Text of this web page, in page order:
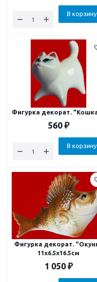
В корзину
Фигурка декорат.
560 ₽
В корзину
Фигурка декорат.
11x6.5x16.5см
1 050 ₽